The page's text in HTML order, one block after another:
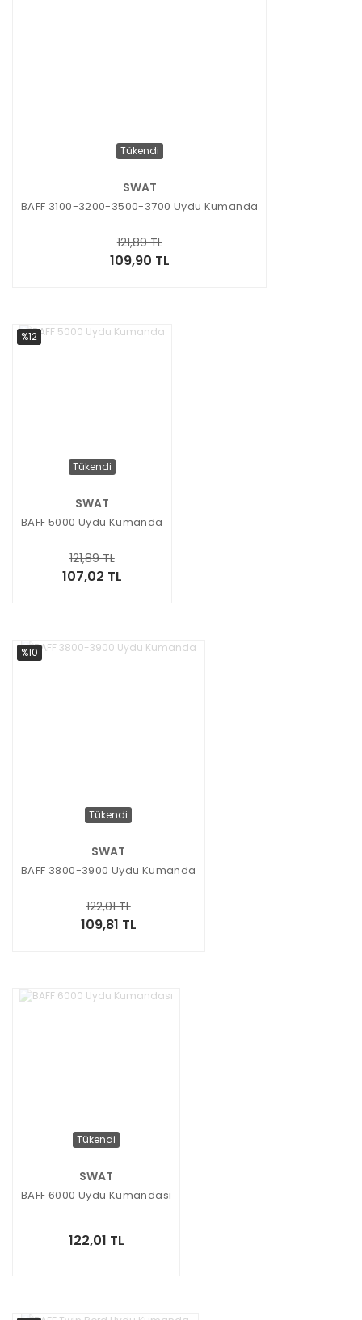
Tükendi
SWAT
BAFF 3100-3200-3500-3700 Uydu Kumanda
109,90 TL
121,89 TL
%12
Tükendi
SWAT
BAFF 5000 Uydu Kumanda
107,02 TL
121,89 TL
%10
Tükendi
SWAT
BAFF 3800-3900 Uydu Kumanda
109,81 TL
122,01 TL
Tükendi
SWAT
BAFF 6000 Uydu Kumandası
122,01 TL